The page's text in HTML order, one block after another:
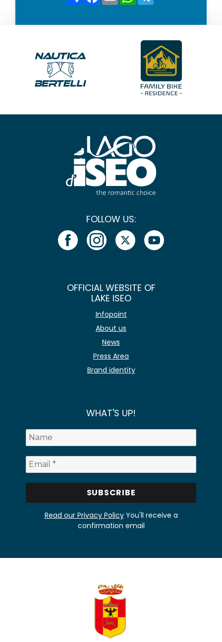
FOLLOW US:
OFFICIAL WEBSITE OF
LAKE ISEO
Infopoint
About us
News
Press Area
Brand identity
WHAT'S UP!
Read our Privacy PolicyYou'll receive a
confirmation email